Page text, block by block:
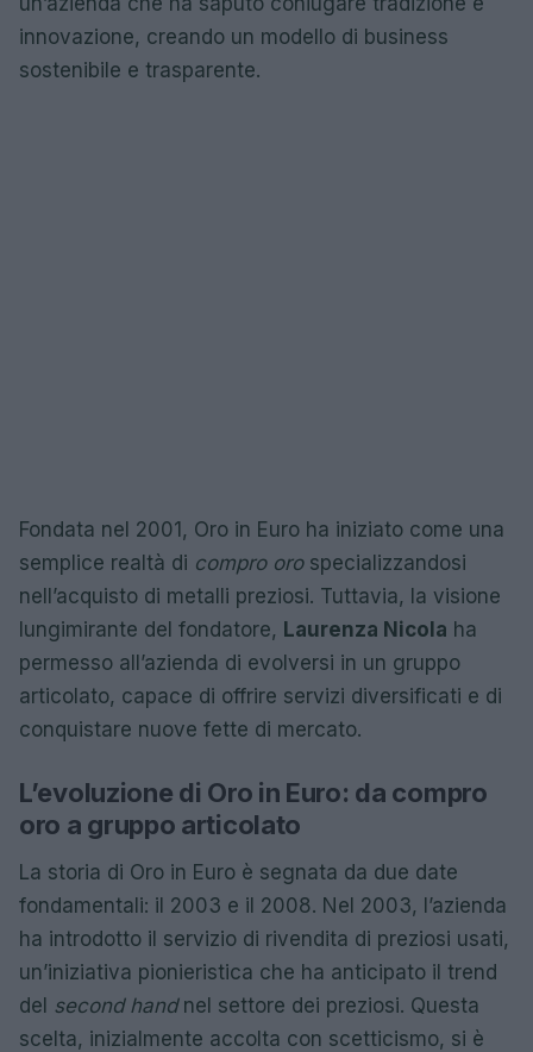
innovazione, creando un modello di business
sostenibile e trasparente.
Fondata nel 2001, Oro in Euro ha iniziato come una
semplice realtà di compro orospecializzandosi
nell’acquisto di metalli preziosi. Tuttavia, la visione
lungimirante del fondatore, Laurenza Nicola ha
permesso all’azienda di evolversi in un gruppo
articolato, capace di offrire servizi diversificati e di
conquistare nuove fette di mercato.
L’evoluzione di Oro in Euro: da compro
oro a gruppo articolato
La storia di Oro in Euro è segnata da due date
fondamentali: il 2003 e il 2008. Nel 2003, l’azienda
ha introdotto il servizio di rivendita di preziosi usati,
un’iniziativa pionieristica che ha anticipato il trend
del second handnel settore dei preziosi. Questa
scelta, inizialmente accolta con scetticismo, si è